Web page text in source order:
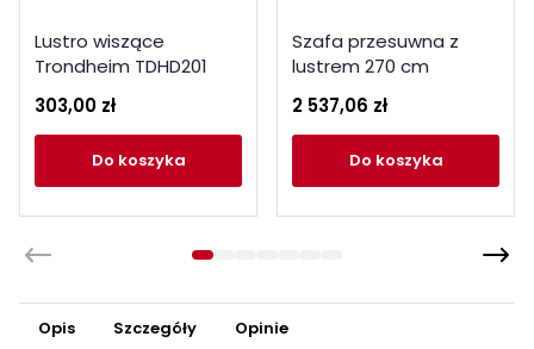
Lustro wiszące
Trondheim TDHD201
303,00 zł
do koszyka
Szafa przesuwna z
lustrem 270 cm
dąb artisan
2 537,06 zł
do koszyka
Opis Szczegóły Opinie